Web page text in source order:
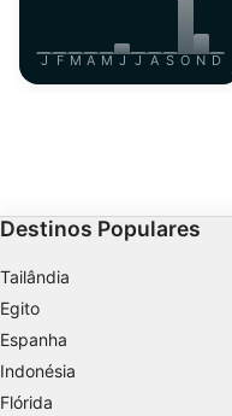
J F M A M J J A S O N D
Destinos Populares
Tailândia
Egito
Espanha
Indonésia
Flórida